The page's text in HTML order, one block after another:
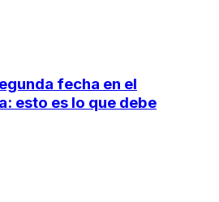
fecha en el
esto es lo que debe